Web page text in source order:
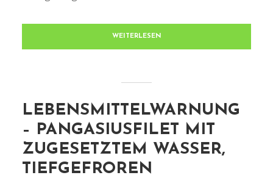
WEITERLESEN
LEBENSMITTELWARNUNG
– PANGASIUSFILET MIT
ZUGESETZTEM WASSER,
TIEFGEFROREN